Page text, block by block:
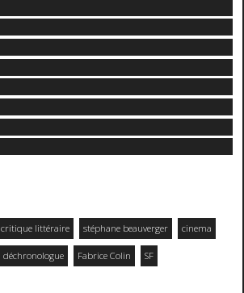
critique littéraire stéphane beauverger cinema
déchronologue Fabrice Colin SF